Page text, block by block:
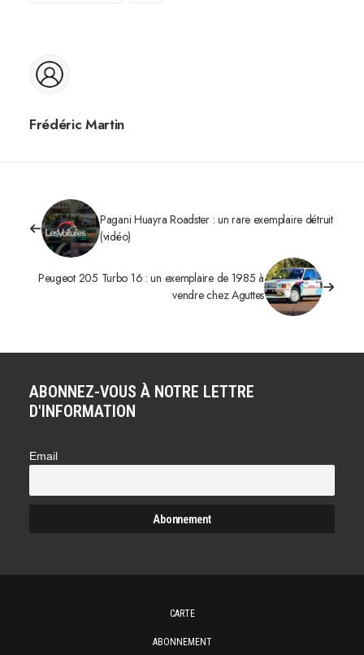
Frédéric Martin
Pagani Huayra Roadster : un rare exemplaire détruit
(vidéo)
Peugeot 205 Turbo 16 : un exemplaire de 1985 à
vendre chez Aguttes
ABONNEZ-VOUS À NOTRE LETTRE
D'INFORMATION
Email
CARTE
ABONNEMENT